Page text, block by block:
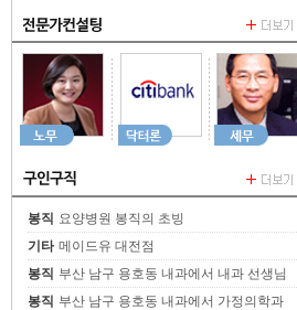
봉직 요양병원 봉직의 초빙
기타 메이드유 대전점
봉직 부산 남구 용호동 내과에서 내과 선생님
을 정중하게 모십니다.
봉직 부산 남구 용호동 내과에서 가정의학과